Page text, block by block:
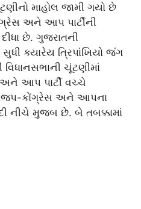
માહોલ જામી ગયો છે
અને આપ પાર્ટીની
છે. ગુજરાતની
ક્યારેય ત્રિપાંખિયો જંગ
વિધાનસભાની ચૂંટણીમાં
આપ પાર્ટી વચ્ચે
કોંગ્રેસ અને આપના
નીચે મુજબ છે. બે તબક્કામાં